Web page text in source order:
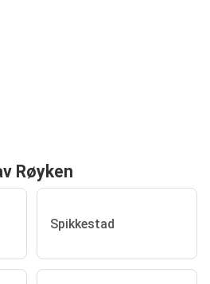
Røyken
Spikkestad